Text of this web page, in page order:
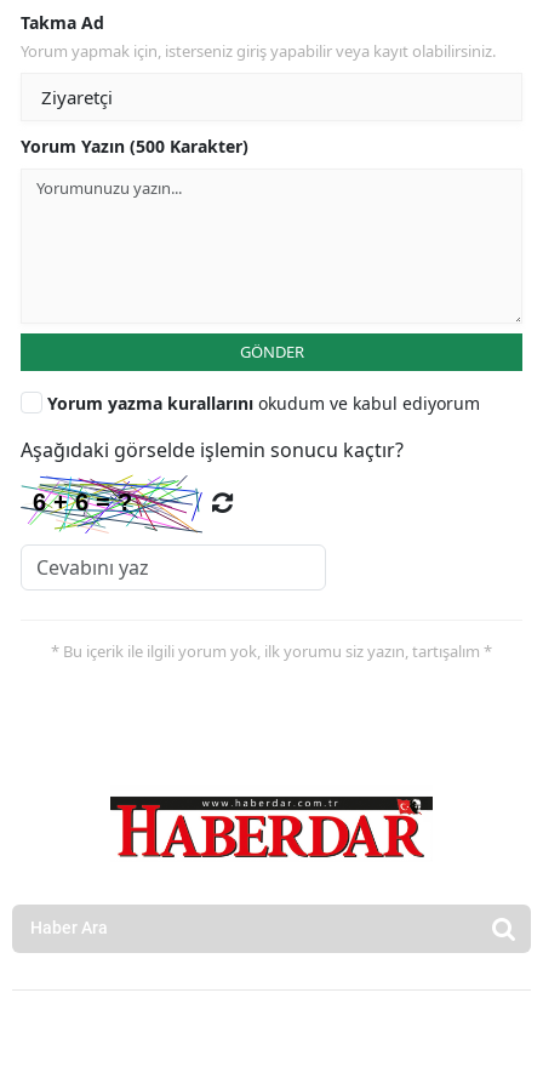
Takma Ad
Yorum yapmak için, isterseniz giriş yapabilir veya kayıt olabilirsiniz.
Yorum Yazın (500 Karakter)
GÖNDER
Yorum yazma kurallarını okudum ve kabul ediyorum
Aşağıdaki görselde işlemin sonucu kaçtır?
* Bu içerik ile ilgili yorum yok, ilk yorumu siz yazın, tartışalım *